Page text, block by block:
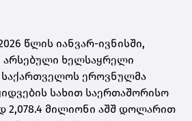
წლის იანვარ-ივნისში,
არსებული ხელსაყრელი
ეროვნულმა
სახით საერთაშორისო
2,078.4 მილიონი აშშ დოლარით